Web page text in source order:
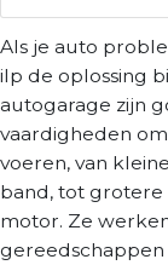
Als je auto
ilp de oplossing
autogarage zijn
vaardigheden
voeren, van
band, tot grotere
motor. Ze